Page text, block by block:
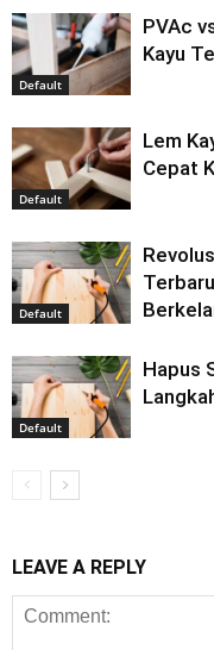
Default
PVAc
Kayu
Default
Lem
Cepat
Default
Default
Hapus
LEAVE A REPLY